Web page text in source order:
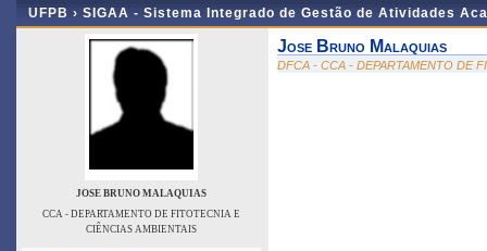
UFPB › SIGAA - Sistema Integrado de Gestão de Atividades
JOSE BRUNO MALAQUIAS
CCA - DEPARTAMENTO DE FITOTECNIA E
CIÊNCIAS AMBIENTAIS
Jose Bruno Malaquias
DFCA - CCA - DEPARTAMENTO DE